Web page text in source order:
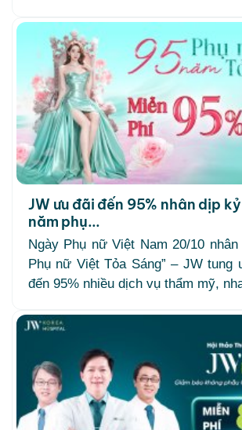
JW ưu đãi đến 95% nhân dịp
năm phụ...
Ngày Phụ nữ Việt Nam 20/10 nhân
Phụ nữ Việt Tỏa Sáng” – JW
đến 95% nhiều dịch vụ thẩm mỹ,